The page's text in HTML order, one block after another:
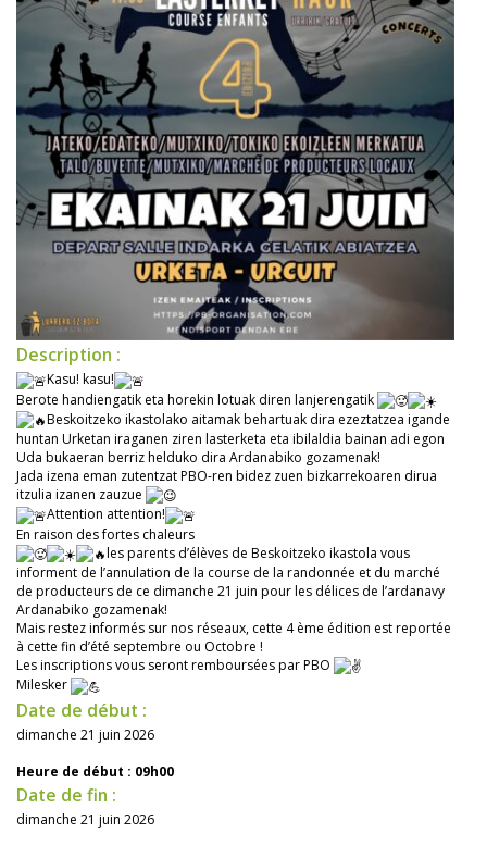
Description :
Kasu! kasu!
Berote handiengatik eta horekin lotuak diren lanjerengatik
Beskoitzeko ikastolako aitamak behartuak dira ezeztatzea igande
huntan Urketan iraganen ziren lasterketa eta ibilaldia bainan adi egon
Uda bukaeran berriz helduko dira Ardanabiko gozamenak!
Jada izena eman zutentzat PBO-ren bidez zuen bizkarrekoaren dirua
itzulia izanen zauzue
Attention attention!
En raison des fortes chaleurs
les parents d’élèves de Beskoitzeko ikastola vous
informent de l’annulation de la course de la randonnée et du marché
de producteurs de ce dimanche 21 juin pour les délices de l’ardanavy
Ardanabiko gozamenak!
Mais restez informés sur nos réseaux, cette 4 ème édition est reportée
à cette fin d’été septembre ou Octobre !
Les inscriptions vous seront remboursées par PBO
Milesker
Date de début :
dimanche 21 juin 2026
Heure de début : 09h00
Date de fin :
dimanche 21 juin 2026